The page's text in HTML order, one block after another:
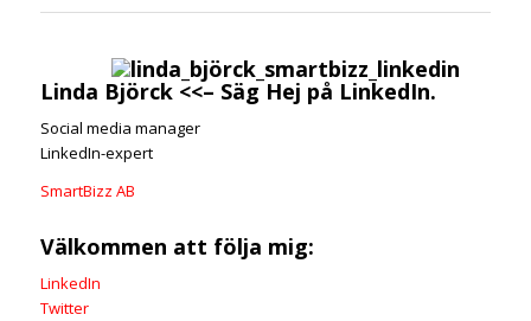
Linda Björck<<– Säg Hej på LinkedIn.
Social media manager
LinkedIn-expert
SmartBizz AB
Välkommen att följa mig:
LinkedIn
Twitter